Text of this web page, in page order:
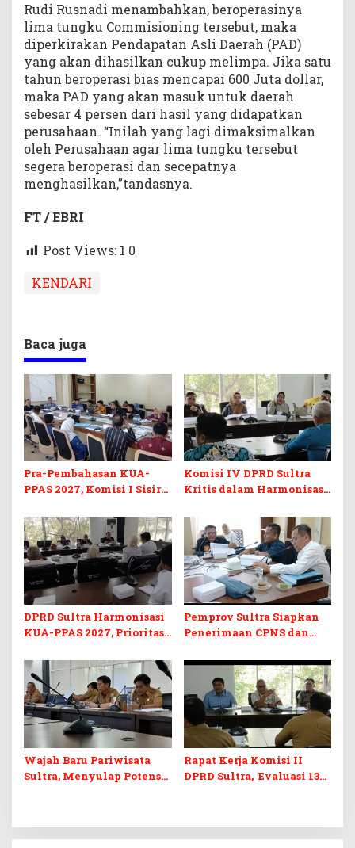
Rudi Rusnadi menambahkan, beroperasinya
lima tungku Commisioning tersebut, maka
diperkirakan Pendapatan Asli Daerah (PAD)
yang akan dihasilkan cukup melimpa. Jika satu
tahun beroperasi bias mencapai 600 Juta dollar,
maka PAD yang akan masuk untuk daerah
sebesar 4 persen dari hasil yang didapatkan
perusahaan. “Inilah yang lagi dimaksimalkan
oleh Perusahaan agar lima tungku tersebut
segera beroperasi dan secepatnya
menghasilkan,”tandasnya.
FT / EBRI
Post Views: 1 0
KENDARI
Baca juga
Pra-Pembahasan KUA-
PPAS 2027, Komisi I Sisir
Berkelanjutan
Komisi IV DPRD Sultra
Kritis dalam Harmonisasi
Perubahan APBD 2026
DPRD Sultra Harmonisasi
KUA-PPAS 2027, Prioritas
dan Pelunasan Utang
Infrastruktur
Pemprov Sultra Siapkan
Penerimaan CPNS dan
Desak Formasi Disabilitas
Wajah Baru Pariwisata
Sultra, Menyulap Potensi
Rapat Kerja Komisi II
DPRD Sultra, Evaluasi 13